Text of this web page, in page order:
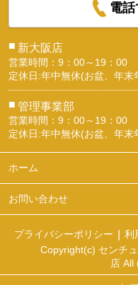
電
■ 新大阪店
営業時間：9：00～19：00
定休日:年中無休(お盆、年末
■ 管理事業部
営業時間：9：00～19：00
定休日:年中無休(お盆、年末
ホーム
お問い合わせ
プライバシーポリシー 利
Copyright(c) センチ
店 All